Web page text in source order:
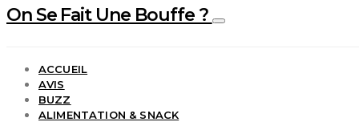
On Se Fait Une Bouffe ?
ACCUEIL
AVIS
BUZZ
ALIMENTATION & SNACK